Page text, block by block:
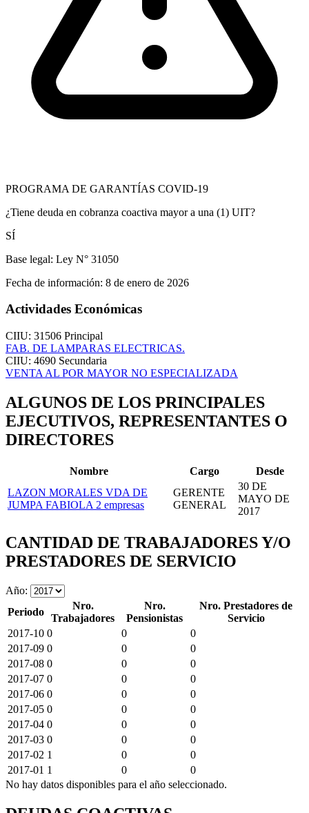
PROGRAMA DE GARANTÍAS COVID-19
¿Tiene deuda en cobranza coactiva mayor a una (1) UIT?
SÍ
Base legal: Ley N° 31050
Fecha de información: 8 de enero de 2026
Actividades Económicas
CIIU: 31506 Principal
FAB. DE LAMPARAS ELECTRICAS.
CIIU: 4690 Secundaria
VENTA AL POR MAYOR NO ESPECIALIZADA
ALGUNOS DE LOS PRINCIPALES
EJECUTIVOS, REPRESENTANTES O
DIRECTORES
Nombre Cargo
Desde
LAZON MORALES VDA DE
JUMPA FABIOLA 2 empresas
GERENTE
GENERAL
30 DE
MAYO DE
2017
CANTIDAD DE TRABAJADORES Y/O
PRESTADORES DE SERVICIO
Año:
Periodo
Nro.
Trabajadores
Nro.
Pensionistas
Nro. Prestadores de
Servicio
2017-10 0 0
0
2017-09 0 0
0
2017-08 0 0
0
2017-07 0 0
0
2017-06 0 0
0
2017-05 0 0
0
2017-04 0 0
0
2017-03 0 0
0
2017-02 1 0
0
2017-01 1 0
0
No hay datos disponibles para el año seleccionado.